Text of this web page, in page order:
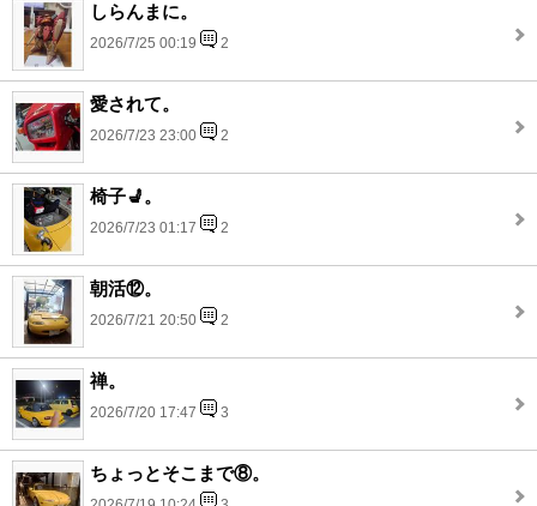
しらんまに。
2026/7/25 00:19 2
愛されて。
2026/7/23 23:00 2
椅子💺。
2026/7/23 01:17 2
朝活⑫。
2026/7/21 20:50 2
禅。
2026/7/20 17:47 3
ちょっとそこまで⑧。